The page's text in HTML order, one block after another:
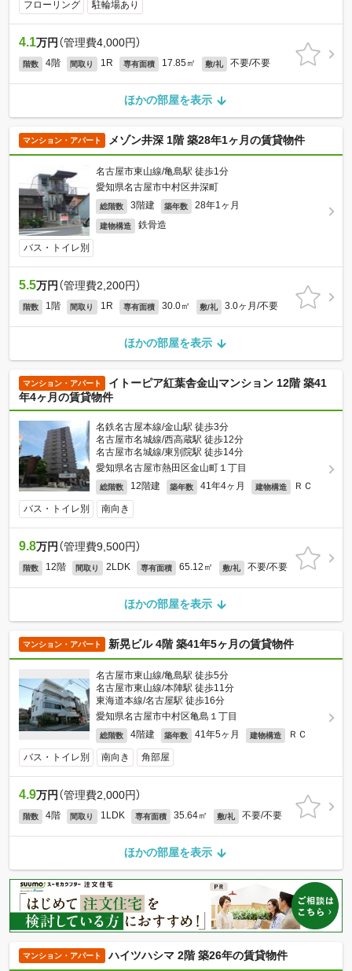
フローリング 駐輪場あり
4.1万円 （管理費4,000円）
階数 4階 間取り 1R 専有面積 17.85㎡ 敷/礼 不要/不要
ほかの部屋を表示
マンション・アパート メゾン井深 1階 築28年1ヶ月の賃貸物件
名古屋市東山線/亀島駅 徒歩1分
愛知県名古屋市中村区井深町
総階数 3階建 築年数 28年1ヶ月
建物構造 鉄骨造
バス・トイレ別
5.5万円 （管理費2,200円）
階数 1階 間取り 1R 専有面積 30.0㎡ 敷/礼 3.0ヶ月/不要
ほかの部屋を表示
マンション・アパート
イトーピア紅葉舎金山マンション 12階 築41
年4ヶ月の賃貸物件
名鉄名古屋本線/金山駅 徒歩3分
名古屋市名城線/西高蔵駅 徒歩12分
名古屋市名城線/東別院駅 徒歩14分
愛知県名古屋市熱田区金山町１丁目
総階数 12階建 築年数 41年4ヶ月 建物構造 ＲＣ
バス・トイレ別 南向き
9.8万円 （管理費9,500円）
階数 12階 間取り 2LDK 専有面積 65.12㎡ 敷/礼 不要/不要
ほかの部屋を表示
マンション・アパート 新晃ビル 4階 築41年5ヶ月の賃貸物件
名古屋市東山線/亀島駅 徒歩5分
名古屋市東山線/本陣駅 徒歩11分
東海道本線/名古屋駅 徒歩16分
愛知県名古屋市中村区亀島１丁目
総階数 4階建 築年数 41年5ヶ月 建物構造 ＲＣ
バス・トイレ別 南向き 角部屋
4.9万円 （管理費2,000円）
階数 4階 間取り 1LDK 専有面積 35.64㎡ 敷/礼 不要/不要
ほかの部屋を表示
マンション・アパート ハイツハシマ 2階 築26年の賃貸物件